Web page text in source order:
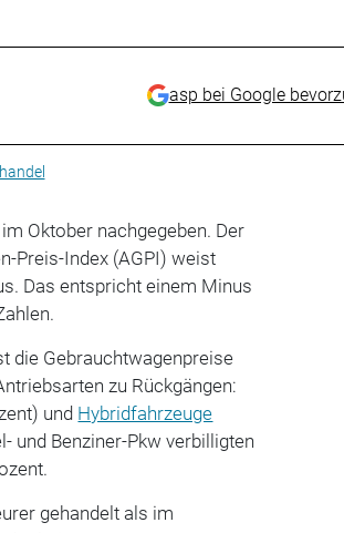
asp bei Google
Oktober nachgegeben. Der
Preis-Index (AGPI) weist
Das entspricht einem Minus
die Gebrauchtwagenpreise
zu Rückgängen:
und Hybridfahrzeuge
und Benziner-Pkw verbilligten
gehandelt als im